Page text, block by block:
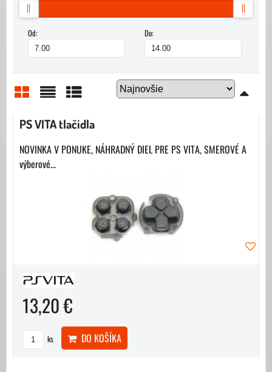
Od: Do:
MriežkaZoznamTabuľka
PS VITA tlačidla
NOVINKA V PONUKE, NÁHRADNÝ DIEL PRE PS VITA, SMEROVÉ A
výberové...
13,20 €
ks DO KOŠÍKA